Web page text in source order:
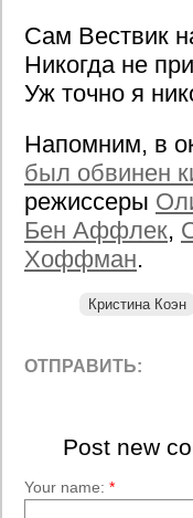
Сам Вествик
Никогда не
Уж точно я
Напомним, в
был обвинен
режиссеры
Бен Аффлек,
Хоффман.
Кристина Коэн
ОТПРАВИТЬ:
Post new
Your name: *